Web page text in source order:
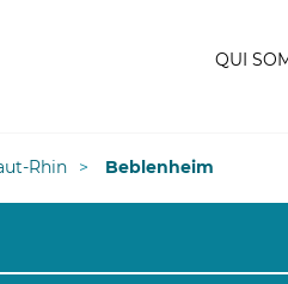
QUI
Rhin Beblenheim